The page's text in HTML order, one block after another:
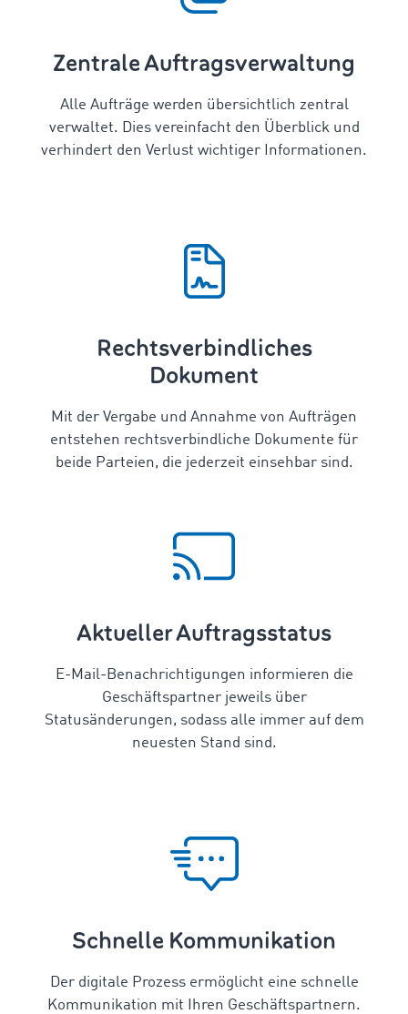
Zentrale Auftragsverwaltung
Alle Aufträge werden übersichtlich zentral
verwaltet. Dies vereinfacht den Überblick und
verhindert den Verlust wichtiger Informationen.
Rechtsverbindliches
Dokument
Mit der Vergabe und Annahme von Aufträgen
entstehen rechtsverbindliche Dokumente für
beide Parteien, die jederzeit einsehbar sind.
Aktueller Auftragsstatus
E-Mail-Benachrichtigungen informieren die
Geschäftspartner jeweils über
Statusänderungen, sodass alle immer auf dem
neuesten Stand sind.
Schnelle Kommunikation
Der digitale Prozess ermöglicht eine schnelle
Kommunikation mit Ihren Geschäftspartnern.